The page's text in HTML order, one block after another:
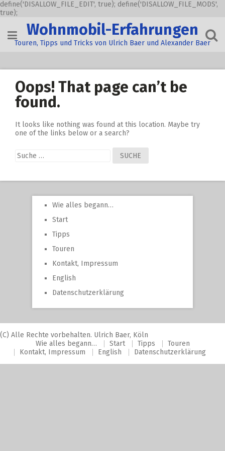
define('DISALLOW_FILE_EDIT', true); define('DISALLOW_FILE_MODS',
true);
content
Wohnmobil-Erfahrungen
Touren, Tipps und Tricks von Ulrich Baer und Alexander Baer
Oops! That page can’t be
found.
It looks like nothing was found at this location. Maybe try
one of the links below or a search?
Suche
nach:
Wie alles begann…
Start
Tipps
Touren
Kontakt, Impressum
English
Datenschutzerklärung
(C) Alle Rechte vorbehalten. Ulrich Baer, Köln
Wie alles begann…
Start Tipps
Touren
Kontakt, Impressum
English Datenschutzerklärung